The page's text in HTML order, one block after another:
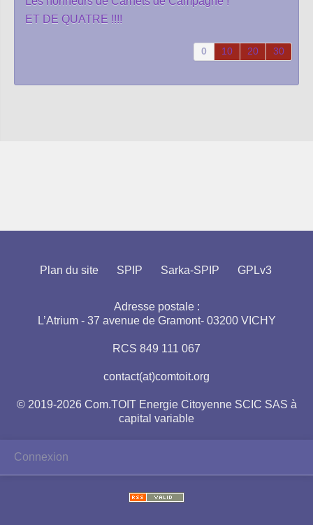
ET DE QUATRE !!!!
0 10 20 30
Plan du site SPIP Sarka-SPIP GPLv3
Adresse postale :
L’Atrium - 37 avenue de Gramont- 03200 VICHY
RCS 849 111 067
contact(at)comtoit.org
© 2019-2026 Com.TOIT Energie Citoyenne SCIC SAS à
capital variable
Connexion